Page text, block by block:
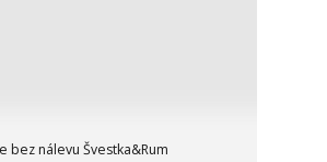
bez nálevu Švestka&Rum